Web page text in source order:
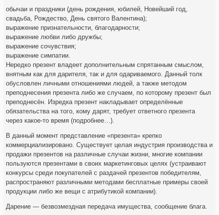
обычаи и праздники (день рождения, юбилей, Новейший год,
свадьба, Рождество, День святого Валентина);
выражение признательности, благодарности;
выражение любви либо дружбы;
выражение сочувствия;
выражение симпатии.
Нередко презент владеет дополнительным спрятанным смыслом,
внятным как для дарителя, так и для одариваемого. Данный толк
обусловлен личными отношениями людей, а также методом
преподнесения презента либо же случаем, по которому презент был
преподнесён. Изредка презент накладывает определённые
обязательства на того, кому дарят, требует ответного презента
через какое-то время (подробнее…).
В данный момент представление «презента» крепко
коммерциализировано. Существует целая индустрия производства и
продажи презентов на различные случаи жизни, многие компании
пользуются презентами в своих маркетинговых целях (устраивают
конкурсы среди покупателей с раздачей презентов победителям,
распространяют различными методами бесплатные примеры своей
продукции либо же вещи с атрибутикой компании).
Дарение — безвозмездная передача имущества, сообщение блага.